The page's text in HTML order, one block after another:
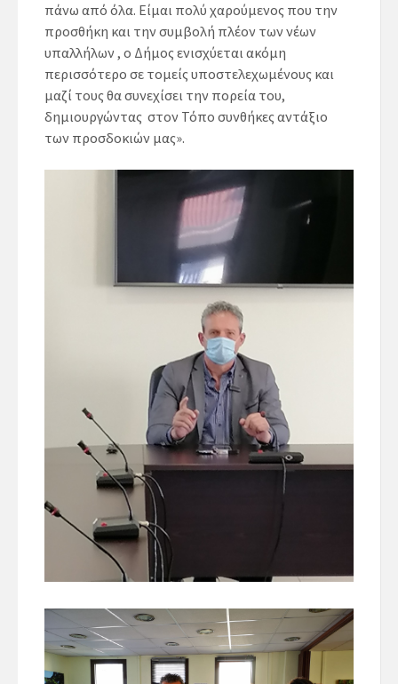
πάνω από όλα. Είμαι πολύ χαρούμενος που την
προσθήκη και την συμβολή πλέον των νέων
υπαλλήλων , ο Δήμος ενισχύεται ακόμη
περισσότερο σε τομείς υποστελεχωμένους και
μαζί τους θα συνεχίσει την πορεία του,
δημιουργώντας στον Τόπο συνθήκες αντάξιο
των προσδοκιών μας».